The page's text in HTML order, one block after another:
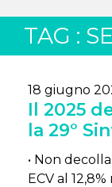
TAG :
18 giugno
Il 2025
la 29°
• Non
ECV al